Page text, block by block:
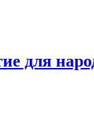
для